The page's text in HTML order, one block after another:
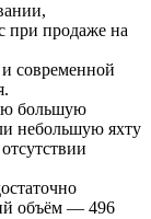
при продаже на
современной
большую
небольшую яхту
объём — 496